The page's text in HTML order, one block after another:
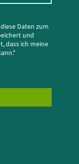
Daten zum
und
dass ich meine
*